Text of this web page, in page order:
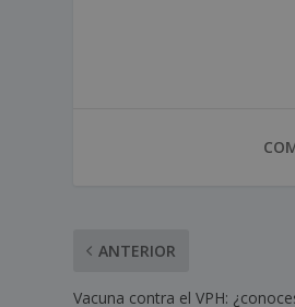
ANTERIOR
Vacuna contra el VPH: